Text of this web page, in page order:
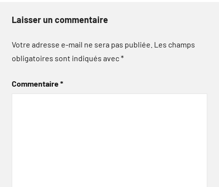
Laisser un commentaire
Votre adresse e-mail ne sera pas publiée. Les champs
obligatoires sont indiqués avec*
Commentaire*